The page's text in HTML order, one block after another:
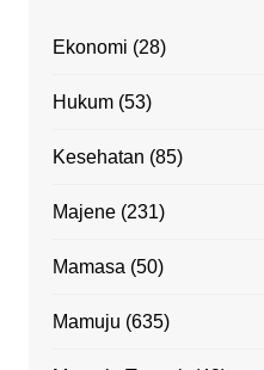
Ekonomi (28)
Hukum(53)
Kesehatan (85)
Majene(231)
Mamasa (50)
Mamuju (635)